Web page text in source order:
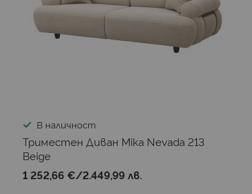
В наличност
Триместен Диван Mika Nevada 213
Beige
1 252,66 €/2.449,99 лв.